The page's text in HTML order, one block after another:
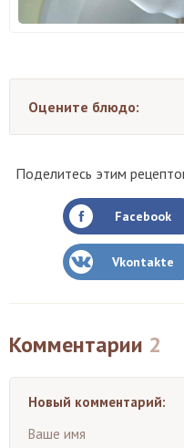
Оцените блюдо:
Поделитесь этим
Facebook
Vkontakte
Комментарии 2
Новый комментарий:
Ваше имя